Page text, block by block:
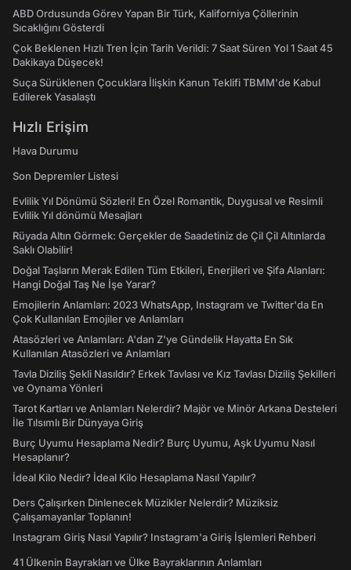
ABD Ordusunda Görev Yapan Bir Türk, Kaliforniya Çöllerinin
Sıcaklığını Gösterdi
Çok Beklenen Hızlı Tren İçin Tarih Verildi: 7 Saat Süren Yol 1 Saat 45
Dakikaya Düşecek!
Suça Sürüklenen Çocuklara İlişkin Kanun Teklifi TBMM'de Kabul
Edilerek Yasalaştı
Hızlı Erişim
Hava Durumu
Son Depremler Listesi
Evlilik Yıl Dönümü Sözleri! En Özel Romantik, Duygusal ve Resimli
Evlilik Yıl dönümü Mesajları
Rüyada Altın Görmek: Gerçekler de Saadetiniz de Çil Çil Altınlarda
Saklı Olabilir!
Doğal Taşların Merak Edilen Tüm Etkileri, Enerjileri ve Şifa Alanları:
Hangi Doğal Taş Ne İşe Yarar?
Emojilerin Anlamları: 2023 WhatsApp, Instagram ve Twitter'da En
Çok Kullanılan Emojiler ve Anlamları
Atasözleri ve Anlamları: A'dan Z'ye Gündelik Hayatta En Sık
Kullanılan Atasözleri ve Anlamları
Tavla Diziliş Şekli Nasıldır? Erkek Tavlası ve Kız Tavlası Diziliş Şekilleri
ve Oynama Yönleri
Tarot Kartları ve Anlamları Nelerdir? Majör ve Minör Arkana Desteleri
İle Tılsımlı Bir Dünyaya Giriş
Burç Uyumu Hesaplama Nedir? Burç Uyumu, Aşk Uyumu Nasıl
Hesaplanır?
İdeal Kilo Nedir? İdeal Kilo Hesaplama Nasıl Yapılır?
Ders Çalışırken Dinlenecek Müzikler Nelerdir? Müziksiz
Çalışamayanlar Toplanın!
Instagram Giriş Nasıl Yapılır? Instagram'a Giriş İşlemleri Rehberi
41 Ülkenin Bayrakları ve Ülke Bayraklarının Anlamları